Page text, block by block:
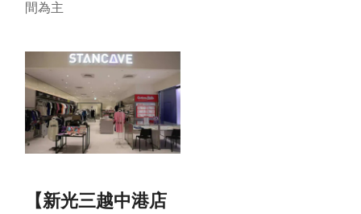
間為主
【新光三越中港店